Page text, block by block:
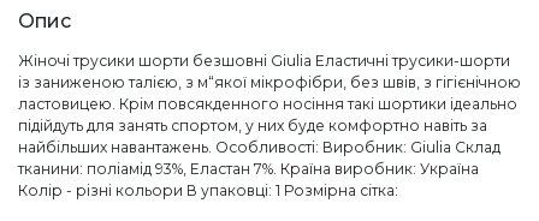
Опис
Жіночі трусики шорти безшовні Giulia Еластичні трусики-шорти
із заниженою талією, з м“якої мікрофібри, без швів, з гігієнічною
ластовицею. Крім повсякденного носіння такі шортики ідеально
підійдуть для занять спортом, у них буде комфортно навіть за
найбільших навантажень. Особливості: Виробник: Giulia Склад
тканини: поліамід 93%, Еластан 7%. Країна виробник: Україна
Колір - різні кольори В упаковці: 1 Розмірна сітка: